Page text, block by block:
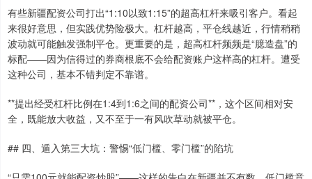
有些新疆配资公司打出“1:10以致1:15”的超高杠杆来吸引客户。看起
来很好意思，但实践优势险极大。杠杆越高，平仓线越近，行情稍稍
波动就可能触发强制平仓。更重要的是，超高杠杆频频是“臆造盘”的
标配——因为信得过的券商根底不会给配资账户这样高的杠杆。遭受
这种公司，基本不错判定不靠谱。
**提出经受杠杆比例在1:4到1:6之间的配资公司**，这个区间相对安
全，既能放大收益，又不至于一有风吹草动就被平仓。
## 四、遁入第三大坑：警惕“低门槛、零门槛”的陷坑